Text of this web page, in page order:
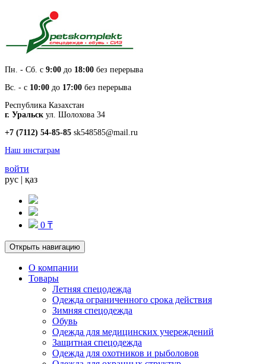
Пн. - Cб. с 9:00 до 18:00 без перерыва
Вс. - с 10:00 до 17:00 без перерыва
Республика Казахстан
г. Уральск ул. Шолохова 34
+7 (7112) 54-85-85 sk548585@mail.ru
Наш инстаграм
войти
рус | қаз
0 ₸
Открыть навигацию
О компании
Товары
Летняя спецодежда
Одежда ограниченного срока действия
Зимняя спецодежда
Обувь
Одежда для медицинских учереждений
Защитная спецодежда
Одежда для охотников и рыболовов